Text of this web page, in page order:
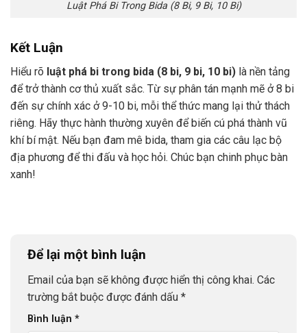
Luật Phá Bi Trong Bida (8 Bi, 9 Bi, 10 Bi)
Kết Luận
Hiểu rõ luật phá bi trong bida (8 bi, 9 bi, 10 bi) là nền tảng
để trở thành cơ thủ xuất sắc. Từ sự phân tán mạnh mẽ ở 8 bi
đến sự chính xác ở 9-10 bi, mỗi thể thức mang lại thử thách
riêng. Hãy thực hành thường xuyên để biến cú phá thành vũ
khí bí mật. Nếu bạn đam mê bida, tham gia các câu lạc bộ
địa phương để thi đấu và học hỏi. Chúc bạn chinh phục bàn
xanh!
Để lại một bình luận
Email của bạn sẽ không được hiển thị công khai. Các
trường bắt buộc được đánh dấu *
Bình luận *